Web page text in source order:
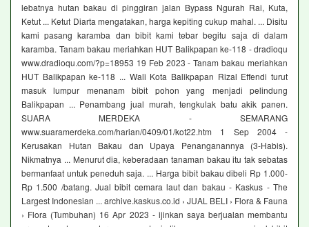
lebatnya hutan bakau di pinggiran jalan Bypass Ngurah Rai, Kuta,
Ketut ... Ketut Diarta mengatakan, harga kepiting cukup mahal. ... Disitu
kami pasang karamba dan bibit kami tebar begitu saja di dalam
karamba. Tanam bakau meriahkan HUT Balikpapan ke-118 - dradioqu
www.dradioqu.com/?p=18953 19 Feb 2023 - Tanam bakau meriahkan
HUT Balikpapan ke-118 ... Wali Kota Balikpapan Rizal Effendi turut
masuk lumpur menanam bibit pohon yang menjadi pelindung
Balikpapan ... Penambang jual murah, tengkulak batu akik panen.
SUARA MERDEKA - SEMARANG
www.suaramerdeka.com/harian/0409/01/kot22.htm 1 Sep 2004 -
Kerusakan Hutan Bakau dan Upaya Penanganannya (3-Habis).
Nikmatnya ... Menurut dia, keberadaan tanaman bakau itu tak sebatas
bermanfaat untuk peneduh saja. ... Harga bibit bakau dibeli Rp 1.000-
Rp 1.500 /batang. Jual bibit cemara laut dan bakau - Kaskus - The
Largest Indonesian ... archive.kaskus.co.id › JUAL BELI › Flora & Fauna
› Flora (Tumbuhan) 16 Apr 2023 - ijinkan saya berjualan membantu